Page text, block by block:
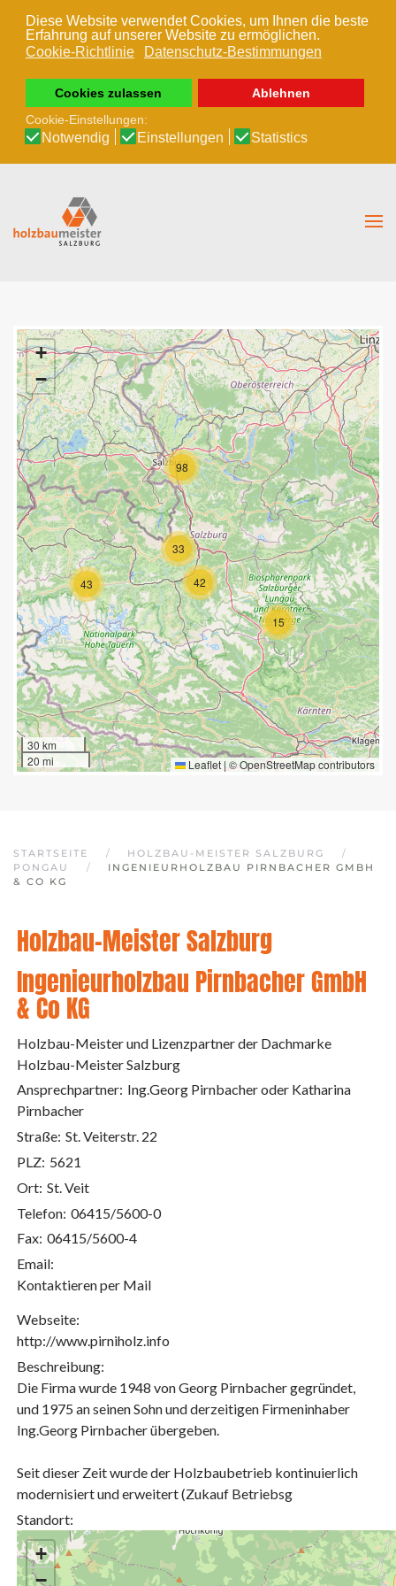
Diese Website verwendet Cookies, um Ihnen die beste
Erfahrung auf unserer Website zu ermöglichen.
Cookie-Richtlinie
Datenschutz-Bestimmungen
Cookies zulassen
Ablehnen
Cookie-Einstellungen:
Notwendig Einstellungen Statistics
Zum Hauptinhalt springen
15
33
42
43
98
+
−
30 km
20 mi
Leaflet | ©OpenStreetMapcontributors
STARTSEITE
HOLZBAU-MEISTER SALZBURG
PONGAU
INGENIEURHOLZBAU PIRNBACHER GMBH
& CO KG
Holzbau-Meister Salzburg
Ingenieurholzbau Pirnbacher GmbH
& Co KG
Holzbau-Meister und Lizenzpartner der Dachmarke
Holzbau-Meister Salzburg
Ansprechpartner: Ing.Georg Pirnbacher oder Katharina
Pirnbacher
Straße: St. Veiterstr. 22
PLZ: 5621
Ort: St. Veit
Telefon: 06415/5600-0
Fax: 06415/5600-4
Email:
Kontaktieren per Mail
Webseite:
http://www.pirniholz.info
Beschreibung:
Die Firma wurde 1948 von Georg Pirnbacher gegründet,
und 1975 an seinen Sohn und derzeitigen Firmeninhaber
Ing.Georg Pirnbacher übergeben.
Seit dieser Zeit wurde der Holzbaubetrieb kontinuierlich
modernisiert und erweitert (Zukauf Betriebsg
Standort:
+
−